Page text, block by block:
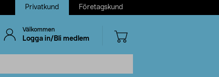
Privatkund Företagskund
Välkommen
Logga in/Bli medlem